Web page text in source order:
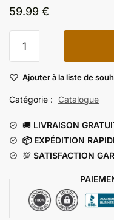
59.99 €
de
Toit
Et
Son
Chien
Ajouter à la liste de
Catégorie : Catalogue
🚚 LIVRAISON
📦 EXPÉDITION
💯 SATISFACTION